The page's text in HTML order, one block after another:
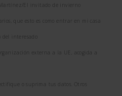
El invitado de invierno
que esto es como entrar en mi casa
interesado
externa a la UE, acogida a
o suprima tus datos. Otros